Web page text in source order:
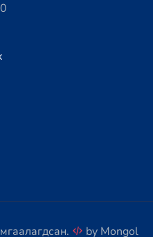
by Mongol